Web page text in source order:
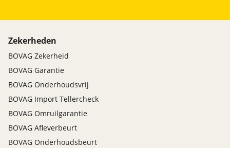
Zekerheden
BOVAG Zekerheid
BOVAG Garantie
BOVAG Onderhoudsvrij
BOVAG Import Tellercheck
BOVAG Omruilgarantie
BOVAG Afleverbeurt
BOVAG Onderhoudsbeurt